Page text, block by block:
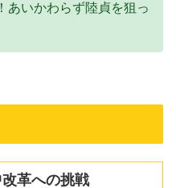
あいかわらず陸貞を狙っ
革への挑戦